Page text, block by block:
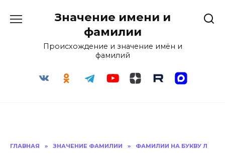
Значение имени и
фамилии
Происхождение и значение имён и
фамилий
ГЛАВНАЯ » ЗНАЧЕНИЕ ФАМИЛИИ » ФАМИЛИИ НА БУКВУ Л